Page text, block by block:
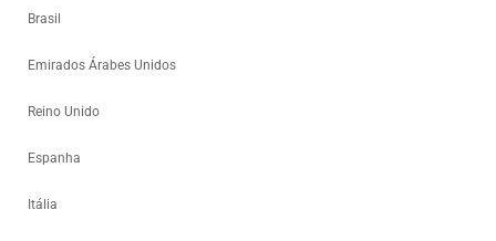
Brasil
Emirados Árabes Unidos
Reino Unido
Espanha
Itália